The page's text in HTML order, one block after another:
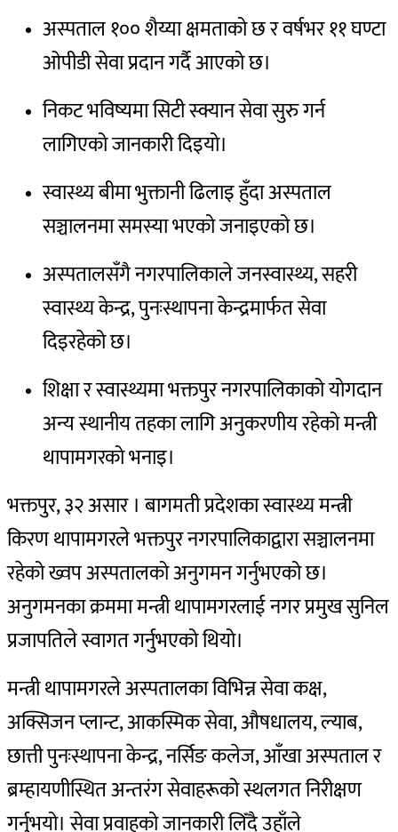
अस्पताल १०० शैय्या क्षमताको छ र वर्षभर ११ घण्टा
ओपीडी सेवा प्रदान गर्दै आएको छ।
निकट भविष्यमा सिटी स्क्यान सेवा सुरु गर्न
लागिएको जानकारी दिइयो।
स्वास्थ्य बीमा भुक्तानी ढिलाइ हुँदा अस्पताल
सञ्चालनमा समस्या भएको जनाइएको छ।
अस्पतालसँगै नगरपालिकाले जनस्वास्थ्य, सहरी
स्वास्थ्य केन्द्र, पुनःस्थापना केन्द्रमार्फत सेवा
दिइरहेको छ।
शिक्षा र स्वास्थ्यमा भक्तपुर नगरपालिकाको योगदान
अन्य स्थानीय तहका लागि अनुकरणीय रहेको मन्त्री
थापामगरको भनाइ।
भक्तपुर, ३२ असार । बागमती प्रदेशका स्वास्थ्य मन्त्री
किरण थापामगरले भक्तपुर नगरपालिकाद्वारा सञ्चालनमा
रहेको ख्वप अस्पतालको अनुगमन गर्नुभएको छ।
अनुगमनका क्रममा मन्त्री थापामगरलाई नगर प्रमुख सुनिल
प्रजापतिले स्वागत गर्नुभएको थियो।
मन्त्री थापामगरले अस्पतालका विभिन्न सेवा कक्ष,
अक्सिजन प्लान्ट, आकस्मिक सेवा, औषधालय, ल्याब,
छात्ती पुनःस्थापना केन्द्र, नर्सिङ कलेज, आँखा अस्पताल र
ब्रम्हायणीस्थित अन्तरंग सेवाहरूको स्थलगत निरीक्षण
गर्नुभयो। सेवा प्रवाहको जानकारी लिँदै उहाँले